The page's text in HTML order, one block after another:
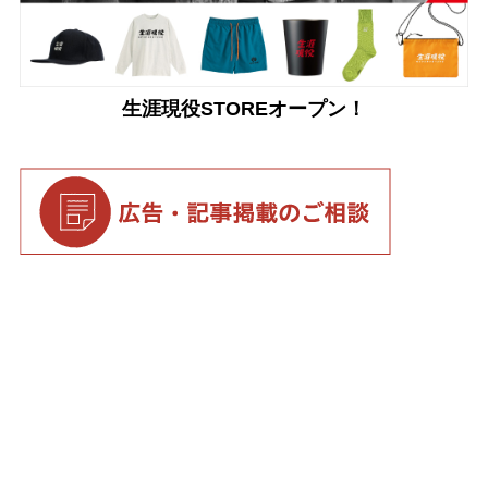
生涯現役STOREオープン！